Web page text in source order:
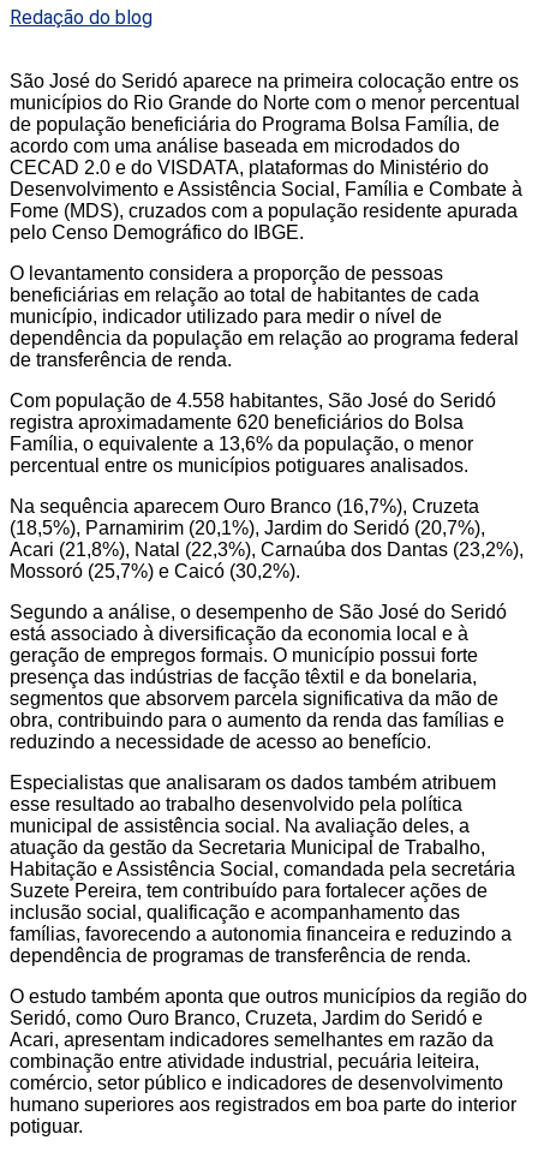
Redação do blog
São José do Seridó aparece na primeira colocação entre os
municípios do Rio Grande do Norte com o menor percentual
de população beneficiária do Programa Bolsa Família, de
acordo com uma análise baseada em microdados do
CECAD 2.0 e do VISDATA, plataformas do Ministério do
Desenvolvimento e Assistência Social, Família e Combate à
Fome (MDS), cruzados com a população residente apurada
pelo Censo Demográfico do IBGE.
O levantamento considera a proporção de pessoas
beneficiárias em relação ao total de habitantes de cada
município, indicador utilizado para medir o nível de
dependência da população em relação ao programa federal
de transferência de renda.
Com população de 4.558 habitantes, São José do Seridó
registra aproximadamente 620 beneficiários do Bolsa
Família, o equivalente a 13,6% da população, o menor
percentual entre os municípios potiguares analisados.
Na sequência aparecem Ouro Branco (16,7%), Cruzeta
(18,5%), Parnamirim (20,1%), Jardim do Seridó (20,7%),
Acari (21,8%), Natal (22,3%), Carnaúba dos Dantas (23,2%),
Mossoró (25,7%) e Caicó (30,2%).
Segundo a análise, o desempenho de São José do Seridó
está associado à diversificação da economia local e à
geração de empregos formais. O município possui forte
presença das indústrias de facção têxtil e da bonelaria,
segmentos que absorvem parcela significativa da mão de
obra, contribuindo para o aumento da renda das famílias e
reduzindo a necessidade de acesso ao benefício.
Especialistas que analisaram os dados também atribuem
esse resultado ao trabalho desenvolvido pela política
municipal de assistência social. Na avaliação deles, a
atuação da gestão da Secretaria Municipal de Trabalho,
Habitação e Assistência Social, comandada pela secretária
Suzete Pereira, tem contribuído para fortalecer ações de
inclusão social, qualificação e acompanhamento das
famílias, favorecendo a autonomia financeira e reduzindo a
dependência de programas de transferência de renda.
O estudo também aponta que outros municípios da região do
Seridó, como Ouro Branco, Cruzeta, Jardim do Seridó e
Acari, apresentam indicadores semelhantes em razão da
combinação entre atividade industrial, pecuária leiteira,
comércio, setor público e indicadores de desenvolvimento
humano superiores aos registrados em boa parte do interior
potiguar.